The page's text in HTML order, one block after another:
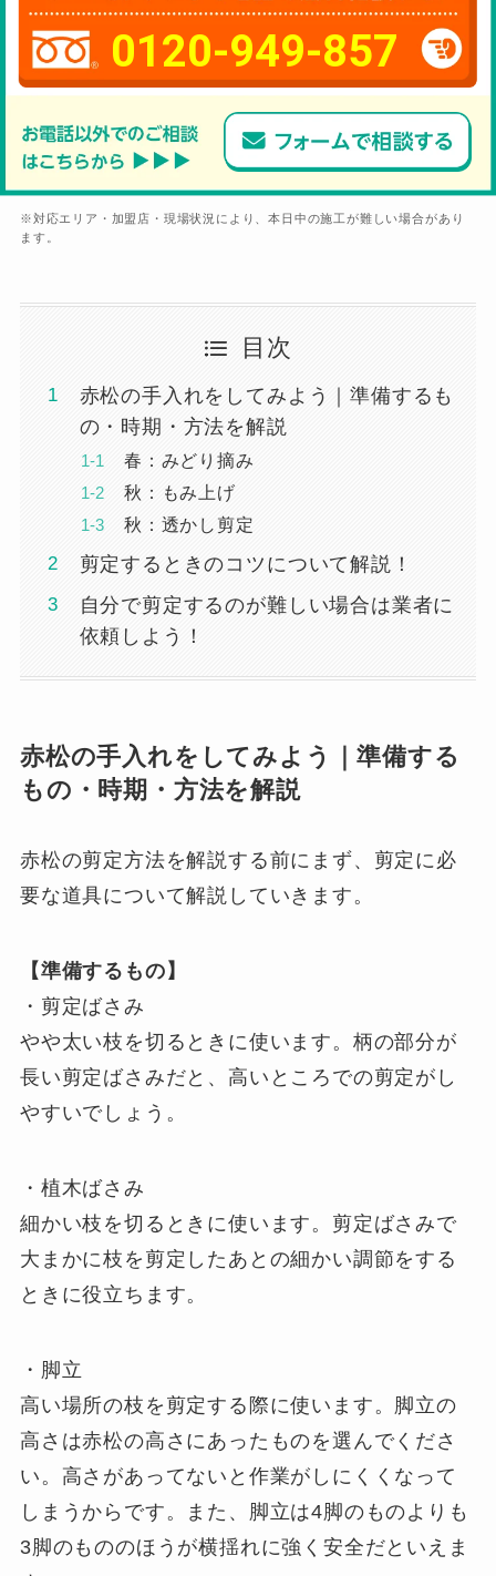
0120-949-857
※対応エリア・加盟店・現場状況により、本日中の施工が難しい場合があり
ます。
目次
赤松の手入れをしてみよう｜準備するも
の・時期・方法を解説
春：みどり摘み
秋：もみ上げ
秋：透かし剪定
剪定するときのコツについて解説！
自分で剪定するのが難しい場合は業者に
依頼しよう！
赤松の手入れをしてみよう｜準備する
もの・時期・方法を解説
赤松の剪定方法を解説する前にまず、剪定に必
要な道具について解説していきます。
【準備するもの】
・剪定ばさみ
やや太い枝を切るときに使います。柄の部分が
長い剪定ばさみだと、高いところでの剪定がし
やすいでしょう。
・植木ばさみ
細かい枝を切るときに使います。剪定ばさみで
大まかに枝を剪定したあとの細かい調節をする
ときに役立ちます。
・脚立
高い場所の枝を剪定する際に使います。脚立の
高さは赤松の高さにあったものを選んでくださ
い。高さがあってないと作業がしにくくなって
しまうからです。また、脚立は4脚のものよりも
3脚のもののほうが横揺れに強く安全だといえま